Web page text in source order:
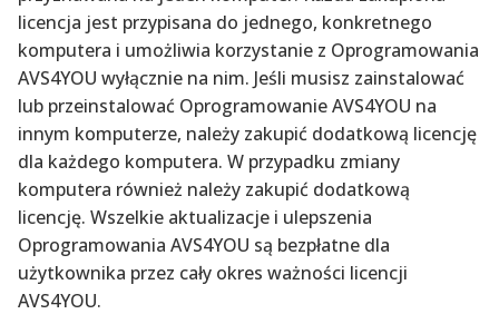
licencja jest przypisana do jednego, konkretnego
komputera i umożliwia korzystanie z Oprogramowania
AVS4YOU wyłącznie na nim. Jeśli musisz zainstalować
lub przeinstalować Oprogramowanie AVS4YOU na
innym komputerze, należy zakupić dodatkową licencję
dla każdego komputera. W przypadku zmiany
komputera również należy zakupić dodatkową
licencję. Wszelkie aktualizacje i ulepszenia
Oprogramowania AVS4YOU są bezpłatne dla
użytkownika przez cały okres ważności licencji
AVS4YOU.